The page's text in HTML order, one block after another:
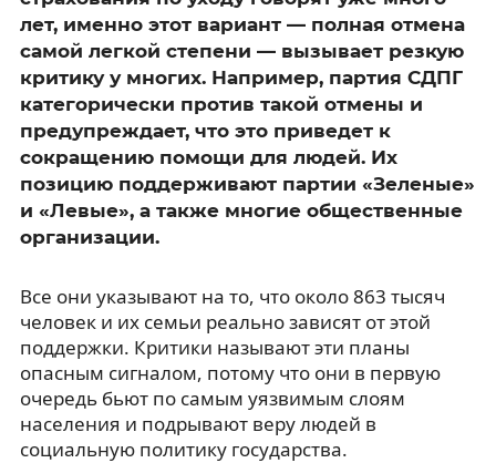
лет, именно этот вариант — полная отмена
самой легкой степени — вызывает резкую
критику у многих. Например, партия СДПГ
категорически против такой отмены и
предупреждает, что это приведет к
сокращению помощи для людей. Их
позицию поддерживают партии «Зеленые»
и «Левые», а также многие общественные
организации.
Все они указывают на то, что около 863 тысяч
человек и их семьи реально зависят от этой
поддержки. Критики называют эти планы
опасным сигналом, потому что они в первую
очередь бьют по самым уязвимым слоям
населения и подрывают веру людей в
социальную политику государства.